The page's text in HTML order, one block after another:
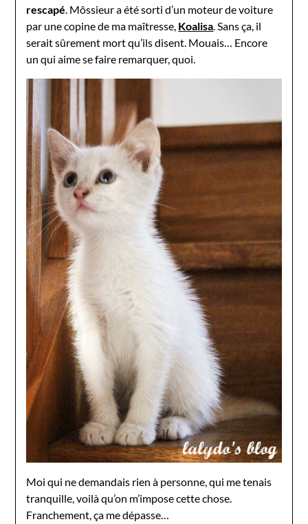
rescapé . Môssieur a été sorti d’un moteur de voiture
par une copine de ma maîtresse, Koalisa . Sans ça, il
serait sûrement mort qu’ils disent. Mouais… Encore
un qui aime se faire remarquer, quoi.
Moi qui ne demandais rien à personne, qui me tenais
tranquille, voilà qu’on m’impose cette chose.
Franchement, ça me dépasse…